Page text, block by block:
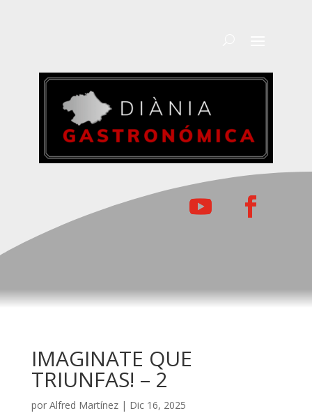
IMAGINATE QUE
TRIUNFAS! – 2
por Alfred Martínez| Dic 16, 2025